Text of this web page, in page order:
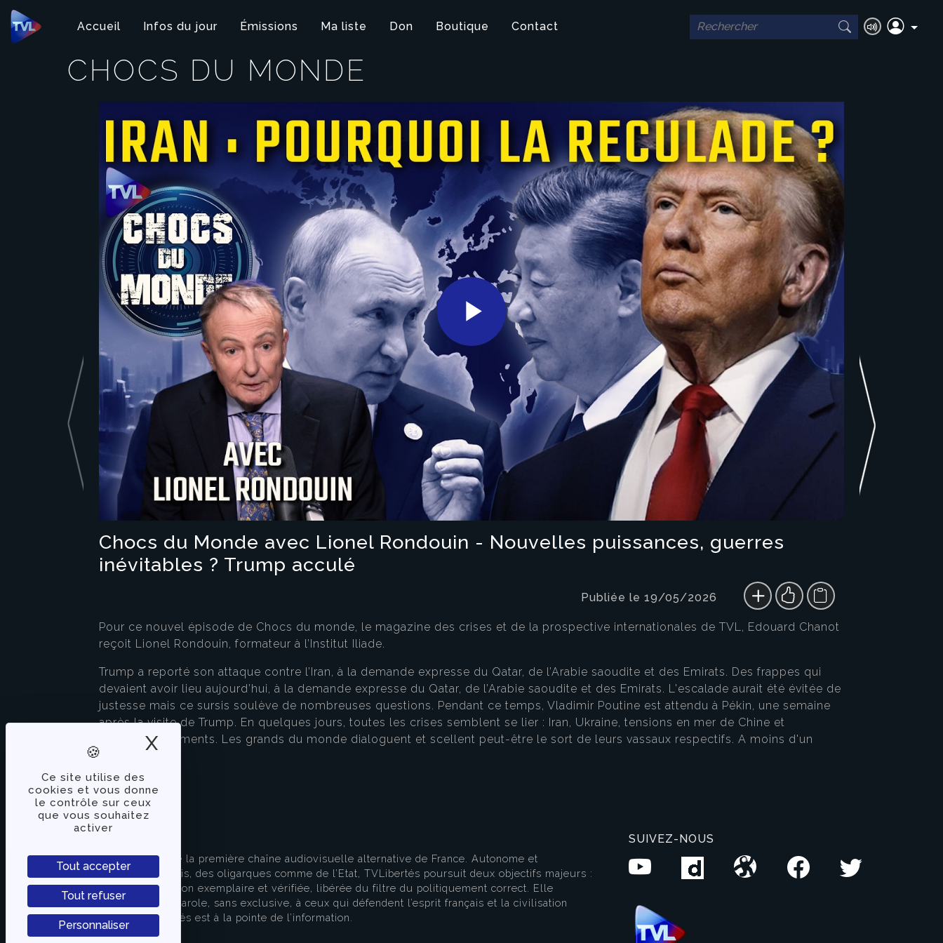
Panneau de gestion des cookies
Ce site utilise des
cookies et vous donne
le contrôle sur ceux
que vous souhaitez
activer
Tout accepter
Tout refuser
Personnaliser
X Masquer le bandeau des cookies
Accueil Infos du jour Émissions Ma liste Don Boutique Contact
CHOCS DU MONDE
Play
Video
Chocs du Monde avec Lionel Rondouin - Nouvelles puissances, guerres
inévitables ? Trump acculé
Publiée le 19/05/2026
Pour ce nouvel épisode de Chocs du monde, le magazine des crises et de la prospective internationales de TVL, Edouard Chanot
reçoit Lionel Rondouin, formateur à l’Institut Iliade.
Trump a reporté son attaque contre l’Iran, à la demande expresse du Qatar, de l’Arabie saoudite et des Emirats. Des frappes qui
devaient avoir lieu aujourd’hui, à la demande expresse du Qatar, de l’Arabie saoudite et des Emirats. L'escalade aurait été évitée de
justesse mais ce sursis soulève de nombreuses questions. Pendant ce temps, Vladimir Poutine est attendu à Pékin, une semaine
après la visite de Trump. En quelques jours, toutes les crises semblent se lier : Iran, Ukraine, tensions en mer de Chine et
approvisionnements. Les grands du monde dialoguent et scellent peut-être le sort de leurs vassaux respectifs. A moins d'un
imprévu ?
TVLibertés représente la première chaîne audiovisuelle alternative de France. Autonome et
indépendante des partis, des oligarques comme de l’Etat, TVLibertés poursuit deux objectifs majeurs :
apporter une information exemplaire et vérifiée, libérée du filtre du politiquement correct. Elle
s’attache à donner la parole, sans exclusive, à ceux qui défendent l’esprit français et la civilisation
européenne. TVLibertés est à la pointe de l’information.
SUIVEZ-NOUS